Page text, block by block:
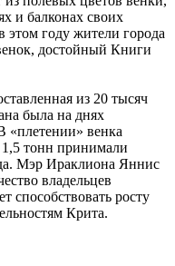
и балконах своих
году жители города
достойный Книги
из 20 тысяч
была на днях
«плетении» венка
1,5 тонн принимали
Мэр Ираклиона Яннис
владельцев
способствовать росту
Крита.